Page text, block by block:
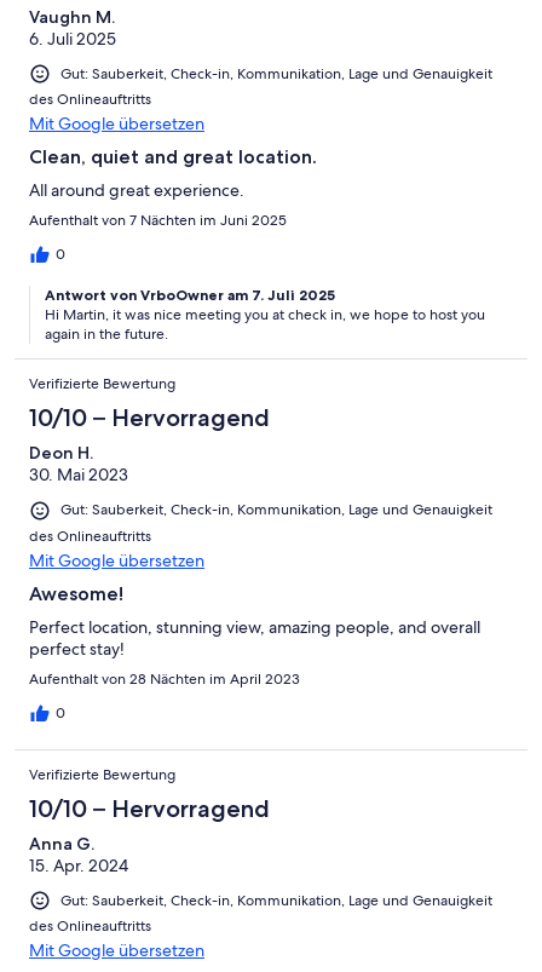
Vaughn M.
6. Juli 2025
Gut: Sauberkeit, Check-in, Kommunikation, Lage und Genauigkeit
des Onlineauftritts
Mit Google übersetzen
Clean, quiet and great location.
All around great experience.
Aufenthalt von 7 Nächten im Juni 2025
0
Antwort von VrboOwner am 7. Juli 2025
Hi Martin, it was nice meeting you at check in, we hope to host you
again in the future.
Verifizierte Bewertung
10/10 – Hervorragend
Deon H.
30. Mai 2023
Gut: Sauberkeit, Check-in, Kommunikation, Lage und Genauigkeit
des Onlineauftritts
Mit Google übersetzen
Awesome!
Perfect location, stunning view, amazing people, and overall
perfect stay!
Aufenthalt von 28 Nächten im April 2023
0
Verifizierte Bewertung
10/10 – Hervorragend
Anna G.
15. Apr. 2024
Gut: Sauberkeit, Check-in, Kommunikation, Lage und Genauigkeit
des Onlineauftritts
Mit Google übersetzen